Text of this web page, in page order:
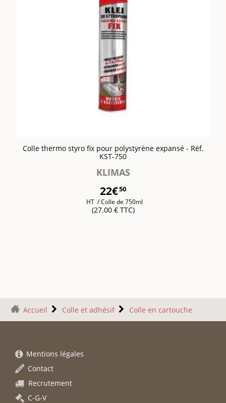
Colle thermo styro fix pour polystyrène expansé - Réf.
KST-750
KLIMAS
22€50
HT / Colle de 750ml
(27.00 € TTC)
Accueil Colle et adhésif Colle en cartouche
Mentions légales
Contact
Recrutement
C-G-V